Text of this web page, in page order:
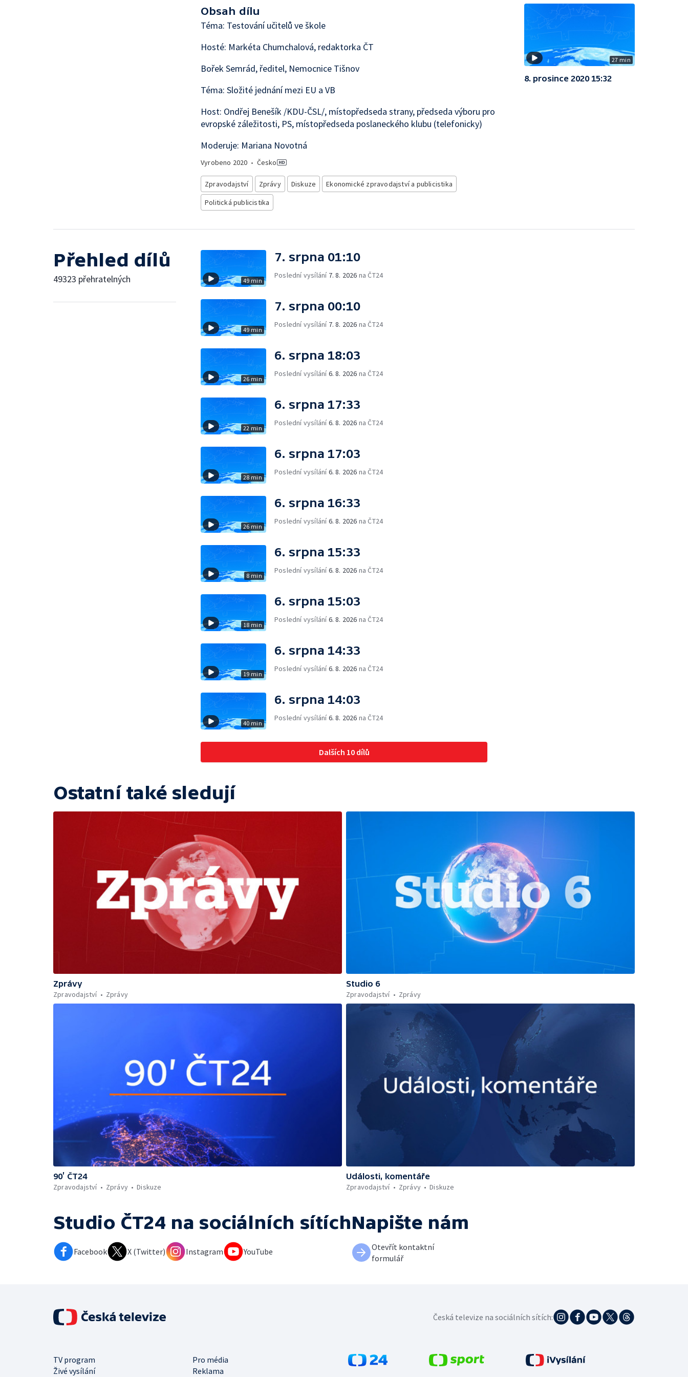
Obsah dílu
Téma: Testování učitelů ve škole
Hosté: Markéta Chumchalová, redaktorka ČT
Bořek Semrád, ředitel, Nemocnice Tišnov
Téma: Složité jednání mezi EU a VB
Host: Ondřej Benešík /KDU-ČSL/, místopředseda strany, předseda výboru pro
evropské záležitosti, PS, místopředseda poslaneckého klubu (telefonicky)
Moderuje: Mariana Novotná
Vyrobeno 2020 • Česko
Zpravodajství Zprávy Diskuze
Ekonomické zpravodajství a publicistika
Politická publicistika
27 min
8. prosince 2020 15:32
Přehled dílů
49323 přehratelných 49 min
7. srpna 01:10
Poslední vysílání 7. 8. 2026 na ČT24
49 min
7. srpna 00:10
Poslední vysílání 7. 8. 2026 na ČT24
26 min
6. srpna 18:03
Poslední vysílání6. 8. 2026 na ČT24
22 min
6. srpna 17:33
Poslední vysílání6. 8. 2026 na ČT24
28 min
6. srpna 17:03
Poslední vysílání6. 8. 2026 na ČT24
26 min
6. srpna 16:33
Poslední vysílání6. 8. 2026 na ČT24
8 min
6. srpna 15:33
Poslední vysílání6. 8. 2026 na ČT24
18 min
6. srpna 15:03
Poslední vysílání6. 8. 2026 na ČT24
19 min
6. srpna 14:33
Poslední vysílání6. 8. 2026 na ČT24
40 min
6. srpna 14:03
Poslední vysílání6. 8. 2026 na ČT24
Dalších 10 dílů
Ostatní také sledují
Zprávy
Zpravodajství
Zprávy
Studio 6
Zpravodajství
Zprávy
90’ ČT24
Zpravodajství
Zprávy Diskuze
Události, komentáře
Zpravodajství
Zprávy Diskuze
Studio ČT24 na sociálních sítích
Facebook X (Twitter) Instagram YouTube
Napište nám
Otevřít kontaktní
formulář
TV program
Pro média
Živé vysílání
Reklama
Česká televize na sociálních sítích: